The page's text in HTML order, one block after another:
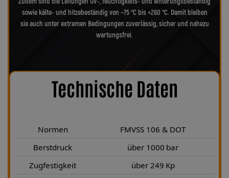
sowie kälte- und hitzebeständig von −75 °C bis +260 °C. Damit bleiben
sie auch unter extremen Bedingungen zuverlässig, sicher und nahezu
wartungsfrei.
Technische Daten
Normen
FMVSS 106 & DOT
Berstdruck
über 1000 bar
Zugfestigkeit
über 249 Kp